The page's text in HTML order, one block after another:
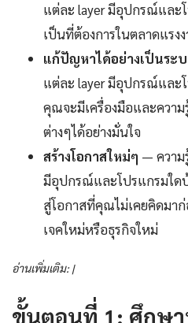
แต่ละ layer มีอุปกรณ์และ
เป็นที่ต้องการในตลาดแร
แก้ปัญหาได้อย่างเป็นระ
แต่ละ layer มีอุปกรณ์และ
คุณจะมีเครื่องมือและควา
ต่างๆได้อย่างมั่นใจ
สร้างโอกาสใหม่ๆ — ความ
มีอุปกรณ์และโปรแกรมใด
สู่โอกาสที่คุณไม่เคยคิดมาก่
เจคใหม่หรือธุรกิจใหม่
อ่านเพิ่มเติม: |
ขั้นตอนที่ 1: ศึกษ